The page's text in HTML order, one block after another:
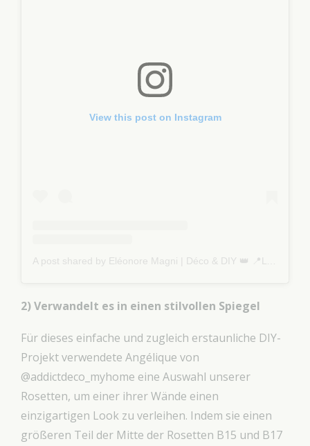
View this post on Instagram
2) Verwandelt es in einen stilvollen Spiegel
Für dieses einfache und zugleich erstaunliche DIY-
Projekt verwendete Angélique von
@addictdeco_myhome eine Auswahl unserer
Rosetten, um einer ihrer Wände einen
einzigartigen Look zu verleihen. Indem sie einen
größeren Teil der Mitte der Rosetten B15 und B17